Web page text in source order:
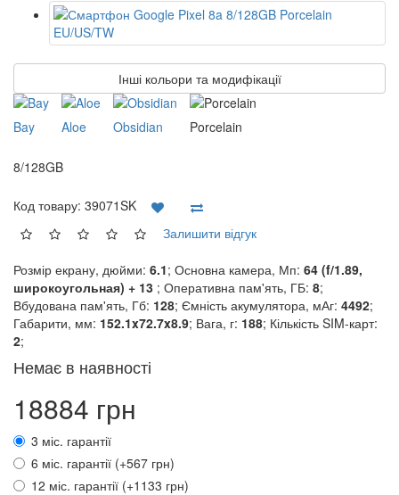
Інші кольори та модифікації
Bay Aloe Obsidian Porcelain
8/128GB
Код товару: 39071SK
Залишити відгук
Розмір екрану, дюйми: 6.1; Основна камера, Мп: 64 (f/1.89,
широкоугольная) + 13 ; Оперативна пам'ять, ГБ: 8;
Вбудована пам'ять, Гб: 128; Ємність акумулятора, мАг: 4492;
Габарити, мм: 152.1x72.7x8.9; Вага, г: 188; Кількість SIM-карт:
2;
Немає в наявності
18884 грн
3 міс. гарантії
6 міс. гарантії (+567 грн)
12 міс. гарантії (+1133 грн)